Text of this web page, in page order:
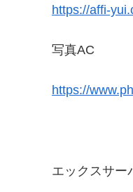
https://affi-
写真AC
https://
エックスサー